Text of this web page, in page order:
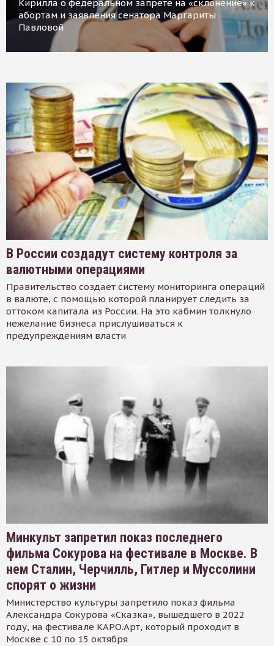
Кирилла о федеральном запрете на «склонение» к
абортам и заявления сенатора Маргариты
Павловой
В России создадут систему контроля за
валютными операциями
Правительство создает систему мониторинга операций
в валюте, с помощью которой планирует следить за
оттоком капитала из России. На это кабмин толкнуло
нежелание бизнеса прислушиваться к
предупреждениям власти
Минкульт запретил показ последнего
фильма Сокурова на фестивале в Москве. В
нем Сталин, Черчилль, Гитлер и Муссолини
спорят о жизни
Министерство культуры запретило показ фильма
Александра Сокурова «Сказка», вышедшего в 2022
году, на фестивале КАРО.Арт, который проходит в
Москве с 10 по 15 октября